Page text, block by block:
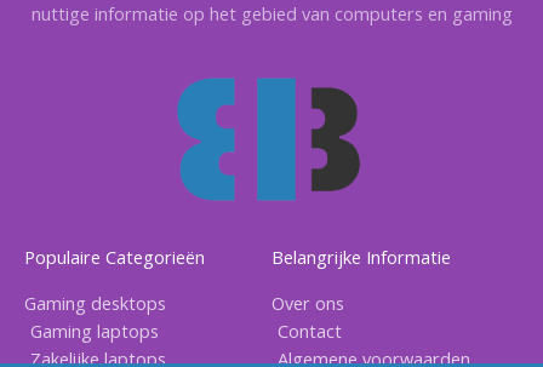
nuttige informatie op het gebied van computers en gaming
Populaire Categorieën
Gaming desktops
Gaming laptops
Zakelijke laptops
Belangrijke Informatie
Over ons
Contact
Algemene voorwaarden